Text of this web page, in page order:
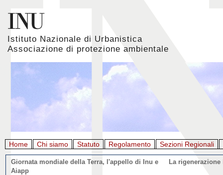
Istituto Nazionale di Urbanistica
Associazione di protezione ambientale
Home Chi siamo Statuto Regolamento Sezioni Regionali
Giornata mondiale della Terra, l'appello di Inu e
Aiapp
La